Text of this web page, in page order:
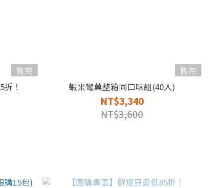
售完
！
售完
蝦米彎菓整箱同口味組(40入)
NT$3,340
NT$3,600